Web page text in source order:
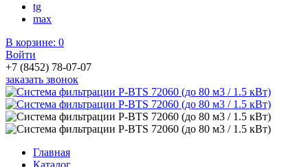
tg
max
В корзине: 0
Войти
+7 (8452) 78-07-07
заказать звонок
Главная
Каталог